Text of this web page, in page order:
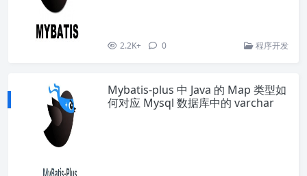
2.2K+ 0 程序开发
Mybatis-plus 中 Java 的 Map 类型如
何对应 Mysql 数据库中的 varchar